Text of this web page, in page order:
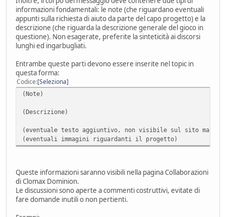
informazioni fondamentali: le note (che riguardano eventuali
appunti sulla richiesta di aiuto da parte del capo progetto) e la
descrizione (che riguarda la descrizione generale del gioco in
questione). Non esagerate, preferite la sinteticità ai discorsi
lunghi ed ingarbugliati.
Entrambe queste parti devono essere inserite nel topic in
questa forma:
Codice Seleziona
(Note)
(Descrizione)
(eventuale testo aggiuntivo, non visibile sul sito ma
(eventuali immagini riguardanti il progetto)
Queste informazioni saranno visibili nella pagina Collaborazioni
di Clomax Dominion.
Le discussioni sono aperte a commenti costruttivi, evitate di
fare domande inutili o non pertienti.